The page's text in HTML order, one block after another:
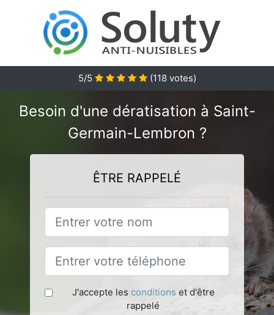
5/5 (118votes)
Besoin d'une dératisation à Saint-
Germain-Lembron ?
ÊTRE RAPPELÉ
J'accepte les conditions et d'être
rappelé